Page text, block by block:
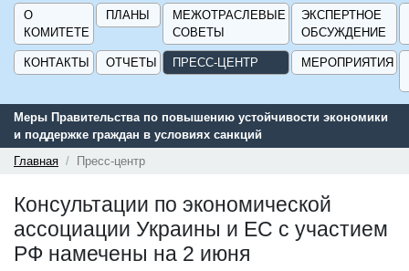
О
КОМИТЕТЕ
ПЛАНЫ
МЕЖОТРАСЛЕВЫЕ
СОВЕТЫ
ЭКСПЕРТНОЕ
ОБСУЖДЕНИЕ
КОНТАКТЫ ОТЧЕТЫ ПРЕСС-ЦЕНТР МЕРОПРИЯТИЯ
Меры Правительства по повышению устойчивости экономики
и поддержке граждан в условиях санкций
Главная
Пресс-центр
Консультации по экономической
ассоциации Украины и ЕС с участием
РФ намечены на 2 июня